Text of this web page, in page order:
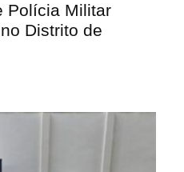
Polícia Militar
Distrito de